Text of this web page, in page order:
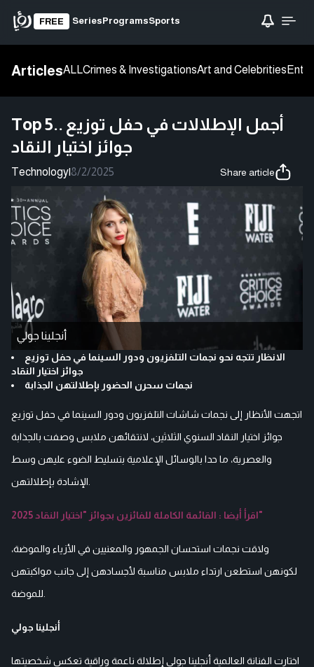
FREE SeriesProgramsSports
ArticlesALLCrimes & InvestigationsArt and Celebrities
Top 5.. أجمل الإطلالات في حفل توزيع
جوائز اختيار النقاد
Technology|8/2/2025 Share article
أنجلينا جولي
الانظار تتجه نحو نجمات التلفزيون ودور السينما في حفل توزيع
جوائز اختيار النقاد
نجمات سحرن الحضور بإطلالتهن الجذابة
اتجهت الأنظار إلى نجمات شاشات التلفزيون ودور السينما في حفل توزيع
جوائز اختيار النقاد السنوي الثلاثين، لانتقائهن ملابس وصفت بالجذابة
والعصرية، ما حدا بالوسائل الإعلامية بتسليط الضوء عليهن وسط
اقرأ أيضا : القائمة الكاملة للفائزين بجوائز "اختيار النقاد 2025"
ولاقت نجمات استحسان الجمهور والمعنيين في الأزياء والموضة،
لكونهن استطعن ارتداء ملابس مناسبة لأجسادهن إلى جانب مواكبتهن
أنجلينا جولي
اختارت الفنانة العالمية أنجلينا جولي إطلالة ناعمة وراقية تعكس شخصيتها